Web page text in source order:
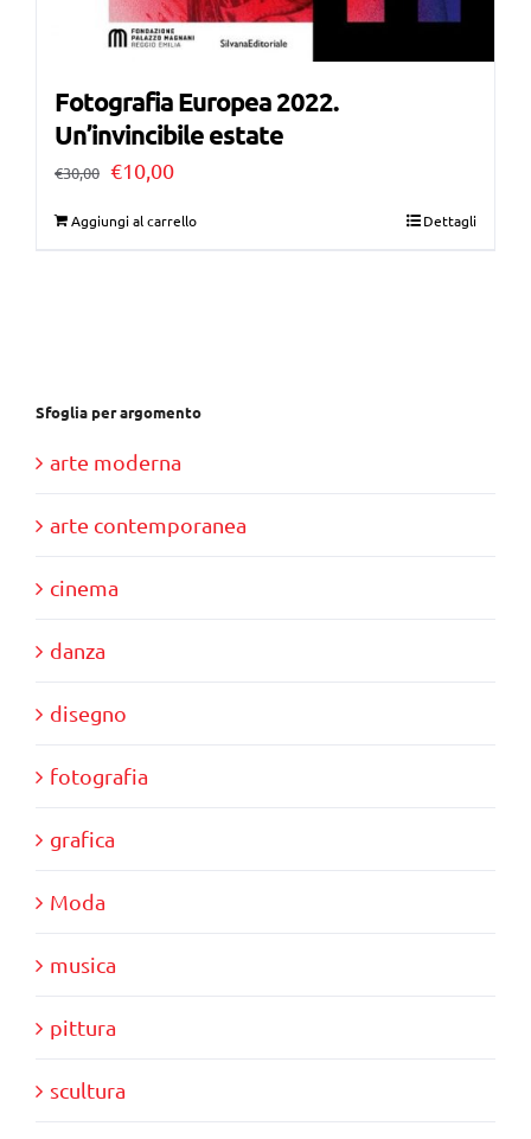
Fotografia Europea 2022.
Un’invincibile estate
€30,00 Il
€10,00Il
Aggiungi al carrello Dettagli
Sfoglia per argomento
arte moderna
arte contemporanea
cinema
danza
disegno
fotografia
grafica
Moda
musica
pittura
scultura